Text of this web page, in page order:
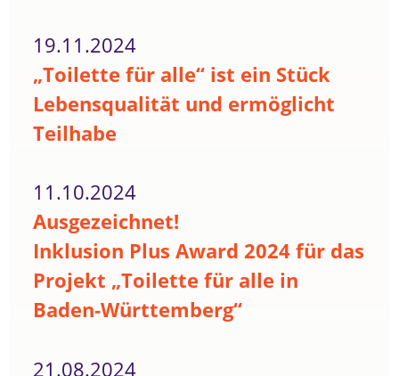
19.11.2024
„Toilette für alle“ ist ein Stück
Lebensqualität und ermöglicht
Teilhabe
11.10.2024
Ausgezeichnet!
Inklusion Plus Award 2024 für das
Projekt „Toilette für alle in
Baden-Württemberg“
21.08.2024